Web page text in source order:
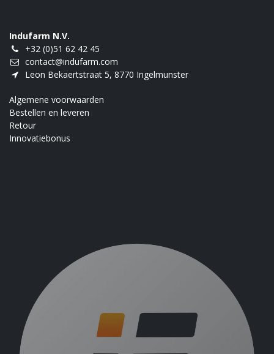
Indufarm N.V.
+32 (0)51 62 42 45
contact@indufarm.com
Leon Bekaertstraat 5, 8770 Ingelmunster
Algemene voorwaarden
Bestellen en leveren
Retour
Innovatiebonus